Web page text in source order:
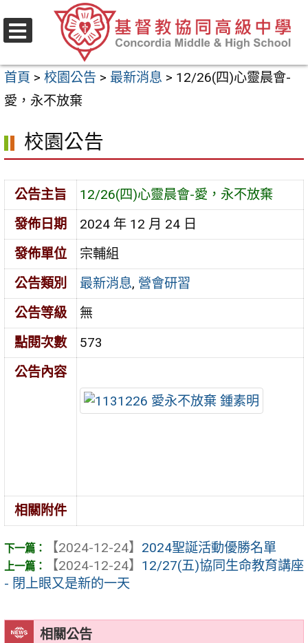
至
要
內
區
首頁 > 校園公告 > 最新消息 > 12/26(四)心靈晨會-
愛，永不放棄
相關公告
校園公告
公告主旨
12/26(四)心靈晨會-愛，永不放棄
發佈日期
2024 年 12 月 24 日
發佈單位
宗輔組
公告類別
最新消息, 營會研習
公告等級
無
點閱次數
573
公告內容
相關附件
【2024-12-24】 2024聖誕活動優勝名單
【2024-12-24】 12/27(五)協同生命教育講座
- 閉上眼又是新的一天
選
單